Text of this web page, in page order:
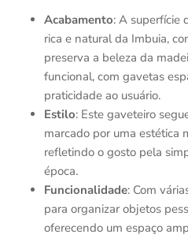
Acabamento: A superfície
rica e natural da Imbuia,
preserva a beleza da
funcional, com gavetas
praticidade ao usuário.
Estilo: Este gaveteiro
marcado por uma estética
refletindo o gosto pela
época.
Funcionalidade: Com
para organizar objetos
oferecendo um espaço